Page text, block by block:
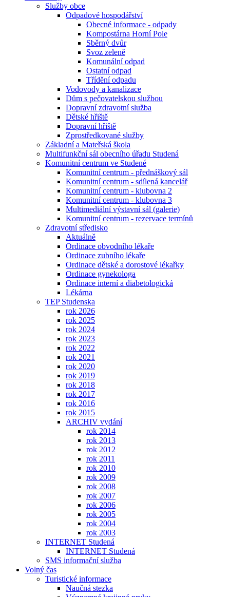
Služby obce
Odpadové hospodářství
Obecné informace - odpady
Kompostárna Horní Pole
Sběrný dvůr
Svoz zeleně
Komunální odpad
Ostatní odpad
Třídění odpadu
Vodovody a kanalizace
Dům s pečovatelskou službou
Dopravní zdravotní služba
Dětské hřiště
Dopravní hřiště
Zprostředkované služby
Základní a Mateřská škola
Multifunkční sál obecního úřadu Studená
Komunitní centrum ve Studené
Komunitní centrum - přednáškový sál
Komunitní centrum - sdílená kancelář
Komunitní centrum - klubovna 2
Komunitní centrum - klubovna 3
Multimediální výstavní sál (galerie)
Komunitní centrum - rezervace termínů
Zdravotní středisko
Aktuálně
Ordinace obvodního lékaře
Ordinace zubního lékaře
Ordinace dětské a dorostové lékařky
Ordinace gynekologa
Ordinace interní a diabetologická
Lékárna
TEP Studenska
rok 2026
rok 2025
rok 2024
rok 2023
rok 2022
rok 2021
rok 2020
rok 2019
rok 2018
rok 2017
rok 2016
rok 2015
ARCHIV vydání
rok 2014
rok 2013
rok 2012
rok 2011
rok 2010
rok 2009
rok 2008
rok 2007
rok 2006
rok 2005
rok 2004
rok 2003
INTERNET Studená
INTERNET Studená
SMS informační služba
Volný čas
Turistické informace
Naučná stezka